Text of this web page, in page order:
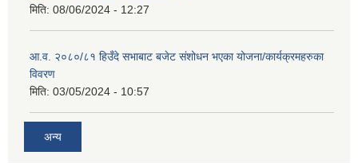
मिति: 08/06/2024 - 12:27
आ.व. २०८०/८१ हिउँदे सभाबाट बजेट संशोधन भएका योजना/कार्यक्रमहरुका
विवरण
मिति: 03/05/2024 - 10:57
अन्य